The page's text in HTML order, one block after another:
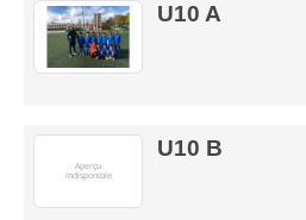
U10 A
U10 B